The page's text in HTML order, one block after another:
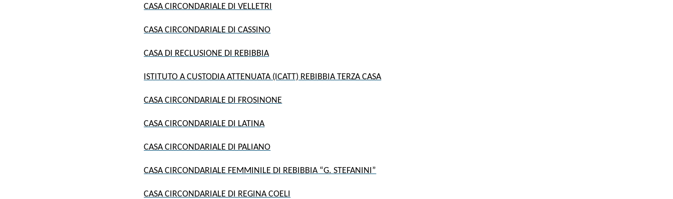
CASA CIRCONDARIALE DI VELLETRI
CASA CIRCONDARIALE DI CASSINO
CASA DI RECLUSIONE DI REBIBBIA
ISTITUTO A CUSTODIA ATTENUATA (ICATT) REBIBBIA TERZA CASA
CASA CIRCONDARIALE DI FROSINONE
CASA CIRCONDARIALE DI LATINA
CASA CIRCONDARIALE DI PALIANO
CASA CIRCONDARIALE FEMMINILE DI REBIBBIA “G. STEFANINI”
CASA CIRCONDARIALE DI REGINA COELI